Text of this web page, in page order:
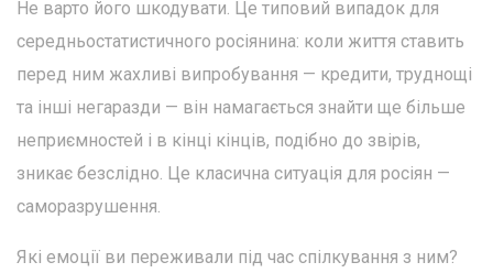
Не варто його шкодувати. Це типовий випадок для
середньостатистичного росіянина: коли життя ставить
перед ним жахливі випробування — кредити, труднощі
та інші негаразди — він намагається знайти ще більше
неприємностей і в кінці кінців, подібно до звірів,
зникає безслідно. Це класична ситуація для росіян —
саморазрушення.
Які емоції ви переживали під час спілкування з ним?